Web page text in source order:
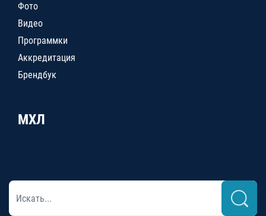
Фото
Видео
Программки
Аккредитация
Брендбук
МХЛ